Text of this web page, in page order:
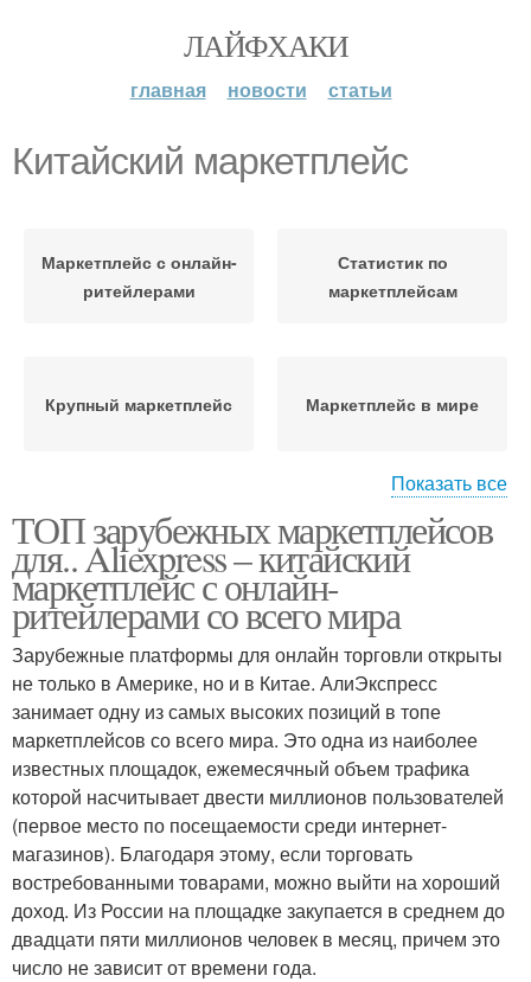
ЛАЙФХАКИ
главная новости статьи
Китайский маркетплейс
Маркетплейс с онлайн-
ритейлерами
Статистик по
маркетплейсам
Крупный маркетплейс Маркетплейс в мире
Доставка на
маркетплейсах
Показать все
ТОП зарубежных маркетплейсов
для.. Aliexpress – китайский
маркетплейс с онлайн-
ритейлерами со всего мира
Зарубежные платформы для онлайн торговли открыты
не только в Америке, но и в Китае. АлиЭкспресс
занимает одну из самых высоких позиций в топе
маркетплейсов со всего мира. Это одна из наиболее
известных площадок, ежемесячный объем трафика
которой насчитывает двести миллионов пользователей
(первое место по посещаемости среди интернет-
магазинов). Благодаря этому, если торговать
востребованными товарами, можно выйти на хороший
доход. Из России на площадке закупается в среднем до
двадцати пяти миллионов человек в месяц, причем это
число не зависит от времени года.